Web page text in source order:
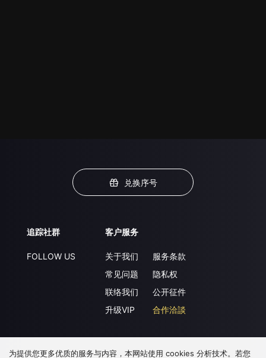
兑换序号
追踪社群
FOLLOW US
客户服务
关于我们
常见问题
联络我们
升级VIP
服务条款
隐私权
公开征件
合作洽談
下载 APP
为提供您更多优质的服务与内容，本网站使用 cookies 分析技术。若您